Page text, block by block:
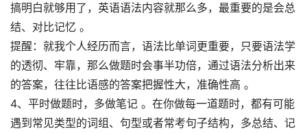
搞明白就够用了，英语语法内容就那么多，最重要的是会总
结、对比记忆 。
提醒：就我个人经历而言，语法比单词更重要，只要语法学
的透彻、牢靠，那么做题时会事半功倍，通过语法分析出来
的答案，往往比语感的答案把握性大，准确性高 。
4、平时做题时，多做笔记 。在你做每一道题时，都有可能
遇到常见类型的词组、句型或者常考句子结构，多总结、记